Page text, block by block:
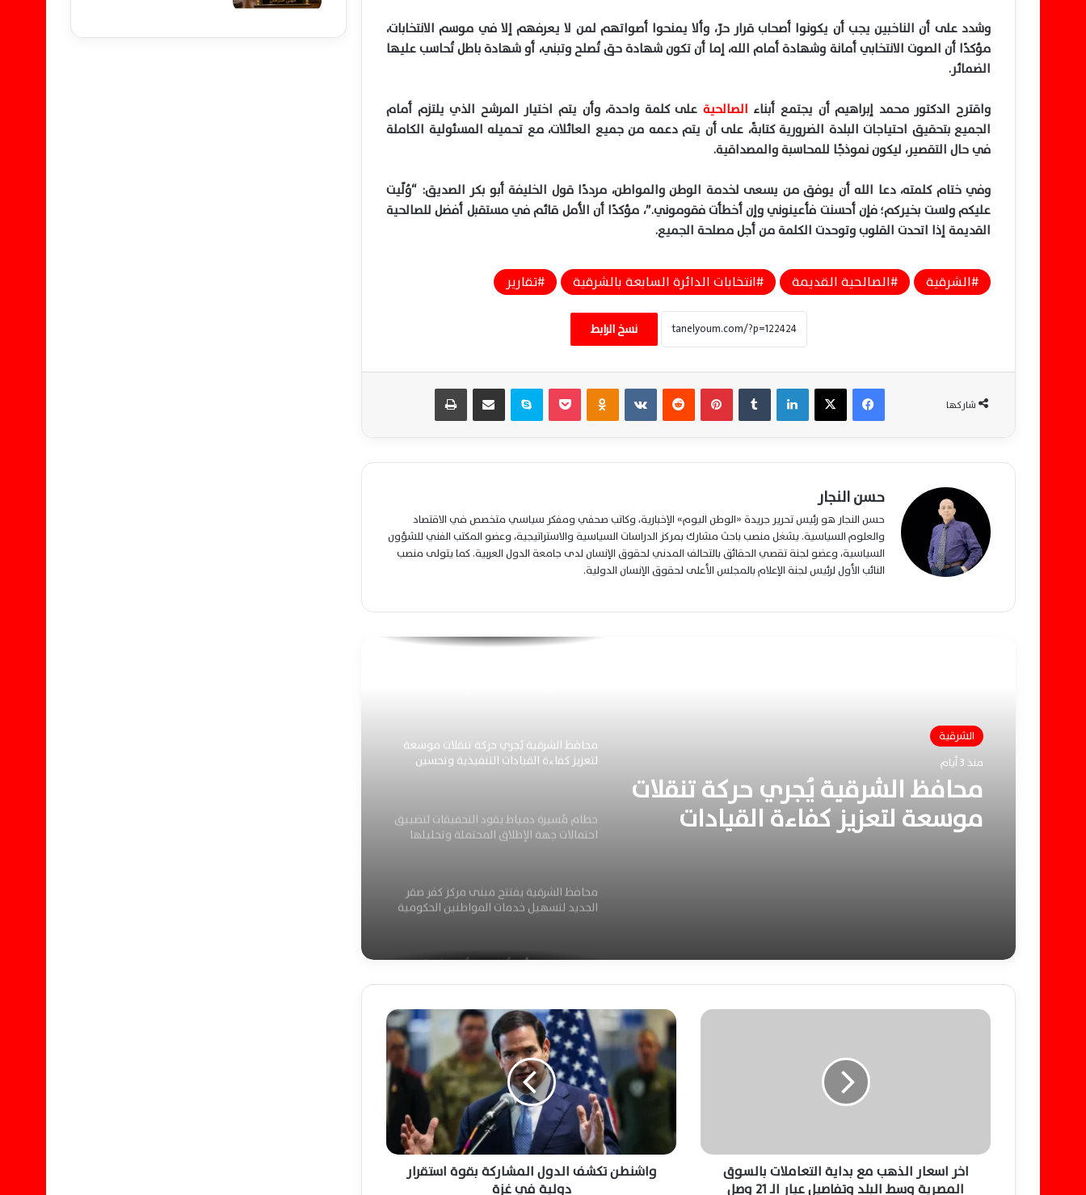
وشدد على أن الناخبين يجب أن يكونوا أصحاب قرار حرّ، وألا يمنحوا أصواتهم لمن لا يعرفهم إلا في موسم الانتخابات،
مؤكدًا أن الصوت الانتخابي أمانة وشهادة أمام الله، إما أن تكون شهادة حق تُصلح وتبني، أو شهادة باطل تُحاسب عليها
الضمائر.
واقترح الدكتور محمد إبراهيم أن يجتمع أبناء الصالحية على كلمة واحدة، وأن يتم اختيار المرشح الذي يلتزم أمام
الجميع بتحقيق احتياجات البلدة الضرورية كتابةً، على أن يتم دعمه من جميع العائلات، مع تحميله المسئولية الكاملة
في حال التقصير، ليكون نموذجًا للمحاسبة والمصداقية.
وفي ختام كلمته، دعا الله أن يوفق من يسعى لخدمة الوطن والمواطن، مرددًا قول الخليفة أبو بكر الصديق: “وُلّيت
عليكم ولست بخيركم؛ فإن أحسنت فأعينوني وإن أخطأت فقوموني.”، مؤكدًا أن الأمل قائم في مستقبل أفضل للصالحية
القديمة إذا اتحدت القلوب وتوحدت الكلمة من أجل مصلحة الجميع.
الشرقية الصالحية القديمة انتخابات الدائرة السابعة بالشرقية تقارير
نسخ الرابط
شاركها
فيسبوك ‫X لينكدإن بينتيريست ‏VKontakte سكايب مشاركة عبر البريد
حسن النجار
حسن النجار هو رئيس تحرير جريدة «الوطن اليوم» الإخبارية، وكاتب صحفي ومفكر سياسي متخصص في الاقتصاد
والعلوم السياسية. يشغل منصب باحث مشارك بمركز الدراسات السياسية والاستراتيجية، وعضو المكتب الفني للشؤون
السياسية، وعضو لجنة تقصي الحقائق بالتحالف المدني لحقوق الإنسان لدى جامعة الدول العربية. كما يتولى منصب
النائب الأول لرئيس لجنة الإعلام بالمجلس الأعلى لحقوق الإنسان الدولية.
الشرقية
منذ 3 أيام
محافظ الشرقية يُجري حركة تنقلات
موسعة لتعزيز كفاءة القيادات
حكمة مصر وريادتها وترسخ السلام والاستقرار
الإقليمي الدائم
اعرف امتيازات المقبولين بالمعاهد الفنية
الصحية الشرطية وشروط التقديم للدفعة
الجديدة 2026
المصرية واجهت شائعات ميناء دمياط
مستقبل وطن الشرقية يحتفي بأول الجمهورية
بالثانوية العامة ويؤكد دعمه للمتميزين دائمًا
الكفاءات الأمنية بمديرية أمن الشرقية
محافظ الشرقية يُجري حركة تنقلات موسعة
لتعزيز كفاءة القيادات التنفيذية وتحسين
حطام مُسيرة دمياط يقود التحقيقات لتضييق
احتمالات جهة الإطلاق المحتملة وتحليلها
محافظ الشرقية يفتتح مبنى مركز كفر صقر
الجديد لتسهيل خدمات المواطنين الحكومية
ابنة صان الحجر :أرملةٌ شرقاويةٌ تهزمُ اليُتمَ
بالكفاحِ وتُربِّي خمسةَ أبناءٍ حتى الزَّواجِ
محمود عبدة درهوس: خارطة طريق غزة تؤكد
حكمة مصر وريادتها وترسخ السلام والاستقرار
الإقليمي الدائم
اعرف امتيازات المقبولين بالمعاهد الفنية
الصحية الشرطية وشروط التقديم للدفعة
الجديدة 2026
كاتب الشؤون الدولية حسن النجار: الدولة
ا
ا
اخر اسعار الذهب مع بداية التعاملات بالسوق
المصرية وسط البلد وتفاصيل عيار الـ 21 وصل
و
ا
ش
ن
ط
ك
ش
واشنطن تكشف الدول المشاركة بقوة استقرار
دولية في غزة